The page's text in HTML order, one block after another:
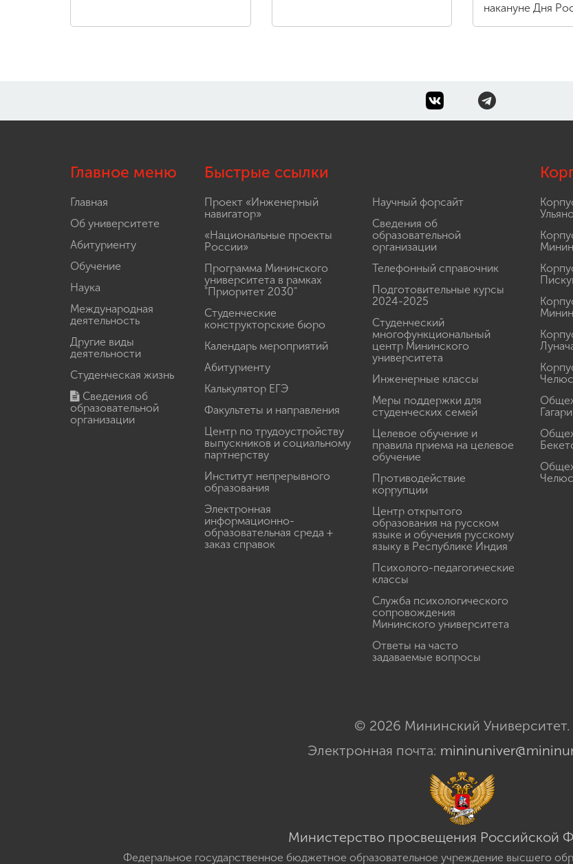
накануне Дня
Главное меню
Главная
Об университете
Абитуриенту
Обучение
Наука
Международная
деятельность
Другие виды
деятельности
Студенческая жизнь
Сведения об
образовательной
организации
Быстрые ссылки
Проект «Инженерный
навигатор»
«Национальные проекты
России»
Программа Мининского
университета в рамках
"Приоритет 2030"
Студенческие
конструкторские бюро
Календарь мероприятий
Абитуриенту
Калькулятор ЕГЭ
Факультеты и направления
Центр по трудоустройству
выпускников и социальному
партнерству
Институт непрерывного
образования
Электронная
информационно-
образовательная среда +
заказ справок
Научный форсайт
Сведения об
образовательной
организации
Телефонный справочник
Подготовительные курсы
2024-2025
Студенческий
многофункциональный
центр Мининского
университета
Инженерные классы
Меры поддержки для
студенческих семей
Целевое обучение и
правила приема на целевое
обучение
Противодействие
коррупции
Центр открытого
образования на русском
языке и обучения русскому
языку в Республике Индия
Психолого-педагогические
классы
Служба психологического
сопровождения
Мининского университета
Ответы на часто
задаваемые вопросы
© 2026 Мининский Университет.
Электронная почта:
Министерство просвещения Российской
Федеральное государственное бюджетное образовательное учреждение высшего